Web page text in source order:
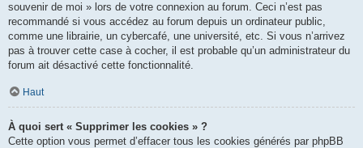
souvenir de moi » lors de votre connexion au forum. Ceci n’est pas
recommandé si vous accédez au forum depuis un ordinateur public,
comme une librairie, un cybercafé, une université, etc. Si vous n’arrivez
pas à trouver cette case à cocher, il est probable qu’un administrateur du
forum ait désactivé cette fonctionnalité.
Haut
À quoi sert « Supprimer les cookies » ?
Cette option vous permet d’effacer tous les cookies générés par phpBB